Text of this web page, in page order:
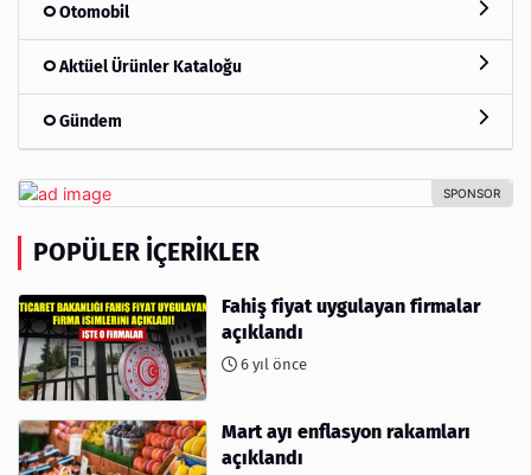
Otomobil
Aktüel Ürünler Kataloğu
Gündem
POPÜLER İÇERIKLER
Fahiş fiyat uygulayan firmalar
açıklandı
6 yıl önce
Mart ayı enflasyon rakamları
açıklandı